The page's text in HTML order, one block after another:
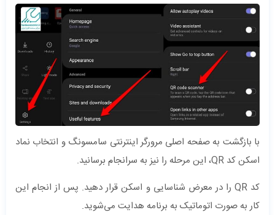
با بازگشت به صفحه اصلی مرورگر اینترنتی سامسونگ و انتخاب نماد
اسکن کد QR، این مرحله را نیز به سرانجام برسانید.
کد QR را در معرض شناسایی و اسکن قرار دهید. پس از انجام این
کار به صورت اتوماتیک به برنامه هدایت می‌شوید.